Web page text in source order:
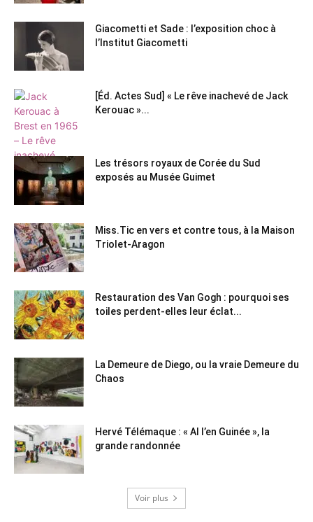
Giacometti et Sade : l’exposition choc à
l’Institut Giacometti
[Éd. Actes Sud] « Le rêve inachevé de Jack
Kerouac »...
Les trésors royaux de Corée du Sud
exposés au Musée Guimet
Miss.Tic en vers et contre tous, à la Maison
Triolet-Aragon
Restauration des Van Gogh : pourquoi ses
toiles perdent-elles leur éclat...
La Demeure de Diego, ou la vraie Demeure du
Chaos
Hervé Télémaque : « Al l’en Guinée », la
grande randonnée
Voir plus